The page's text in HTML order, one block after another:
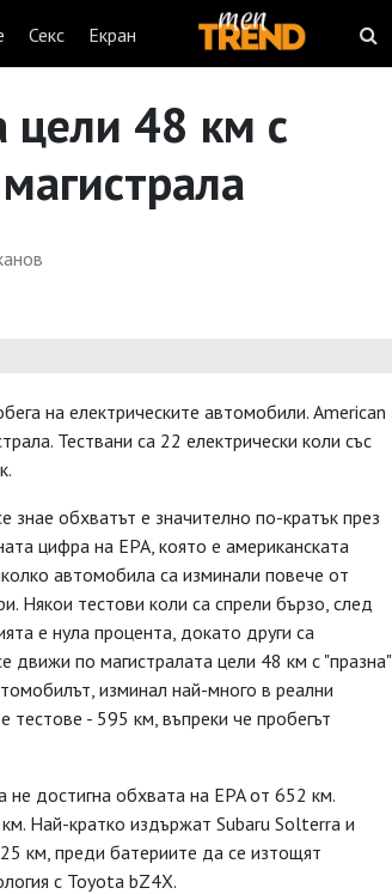
Секс Екран
цели 48 км с
на електрическите автомобили. American
Тествани са 22 електрически коли със
знае обхватът е значително по-кратък през
цифра на EPA, която е американската
автомобила са изминали повече от
Някои тестови коли са спрели бързо, след
е нула процента, докато други са
движи по магистралата цели 48 км с "празна"
изминал най-много в реални
- 595 км, въпреки че пробегът
достигна обхвата на EPA от 652 км.
Най-кратко издържат Subaru Solterra и
км, преди батериите да се изтощят
с Toyota bZ4X.